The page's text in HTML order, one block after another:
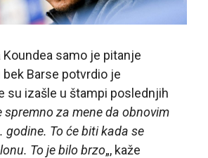
samo je pitanje
Barse potvrdio je
su izašle u štampi poslednjih
spremno za mene da obnovim
godine. To će biti kada se
To je bilo brzo„, kaže